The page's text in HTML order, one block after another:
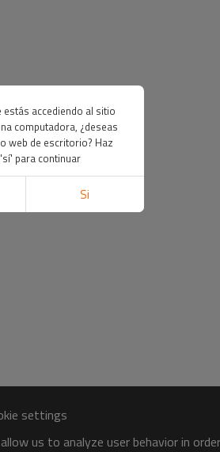
settings
us to analyze user behavior in
estás accediendo al sitio
computadora, ¿deseas
web de escritorio? Haz
para continuar
Si